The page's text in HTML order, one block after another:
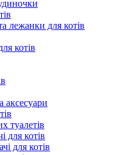
лежанки для котів
котів
аксесуари
туалетів
для котів
для котів